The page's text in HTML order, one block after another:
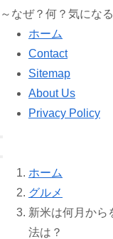
～なぜ？何？気にな
ホーム
Contact
Sitemap
About Us
Privacy Policy
ホーム
グルメ
新米は何月から
法は？